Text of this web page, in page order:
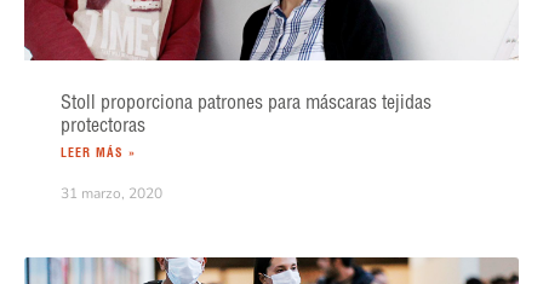
Stoll proporciona patrones para máscaras tejidas
protectoras
LEER MÁS »
31 marzo, 2020